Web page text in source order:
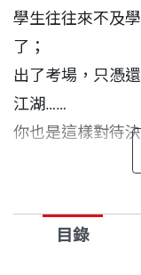
學生往往來不及
了；
出了考場，只憑
江湖……
你也是這樣對待
為能量，
你聽到之後，就
目錄